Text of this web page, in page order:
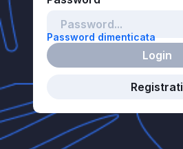
Password dimenticata
Login
Registrati